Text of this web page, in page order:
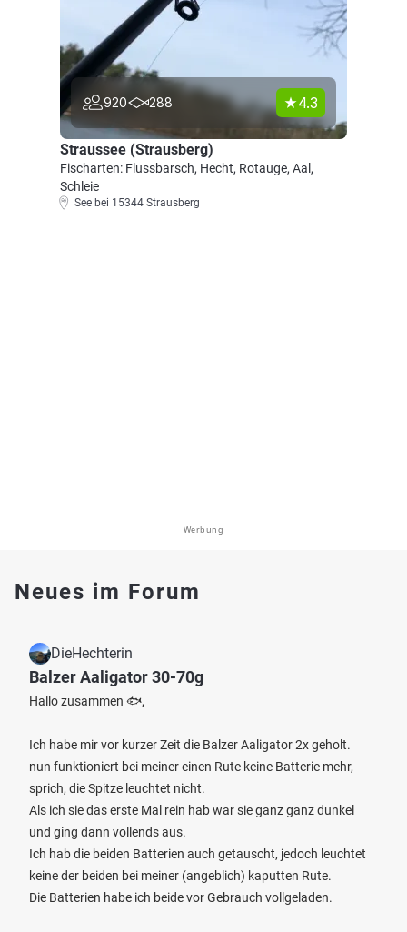
920 288 4.3
Straussee (Strausberg)
Fischarten: Flussbarsch, Hecht, Rotauge, Aal,
Schleie
See bei 15344 Strausberg
Werbung
Neues im Forum
DieHechterin
Balzer Aaligator 30-70g
Hallo zusammen 🐟,
Ich habe mir vor kurzer Zeit die Balzer Aaligator 2x geholt.
nun funktioniert bei meiner einen Rute keine Batterie mehr,
sprich, die Spitze leuchtet nicht.
Als ich sie das erste Mal rein hab war sie ganz ganz dunkel
und ging dann vollends aus.
Ich hab die beiden Batterien auch getauscht, jedoch leuchtet
keine der beiden bei meiner (angeblich) kaputten Rute.
Die Batterien habe ich beide vor Gebrauch vollgeladen.